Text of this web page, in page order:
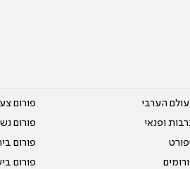
הערבי
ופנאי
פורום
פורום
פורום
פורום